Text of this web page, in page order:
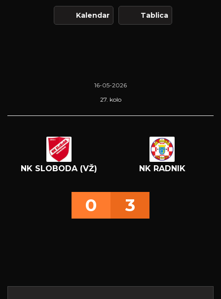
Kalendar Tablica
16-05-2026
27. kolo
NK SLOBODA (VŽ) NK RADNIK
0 3